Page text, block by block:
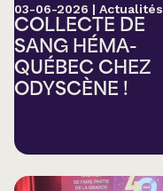
03-06-2026 | Actualités
COLLECTE DE
SANG HÉMA-
QUÉBEC CHEZ
ODYSCÈNE !